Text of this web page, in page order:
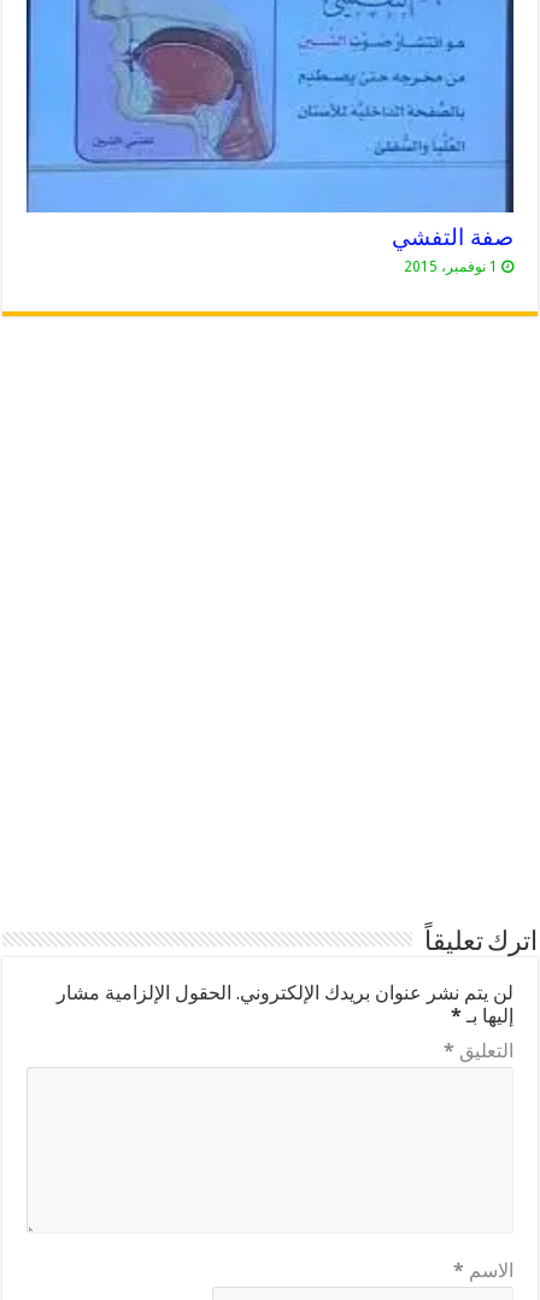
صفة التفشي
1 نوفمبر، 2015
اترك تعليقاً
لن يتم نشر عنوان بريدك الإلكتروني. الحقول الإلزامية مشار
إليها بـ*
التعليق *
الاسم *